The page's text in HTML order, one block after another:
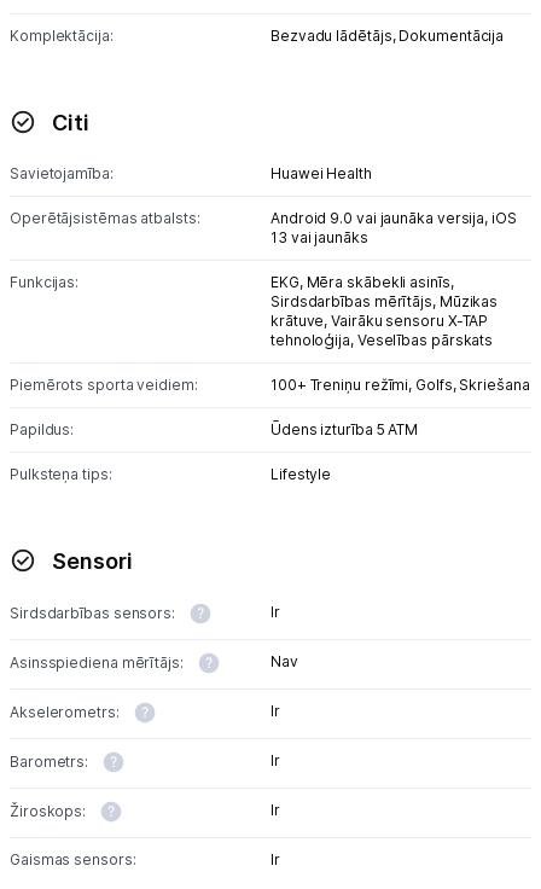
Komplektācija: Bezvadu lādētājs, Dokumentācija
Citi
Savietojamība: Huawei Health
Operētājsistēmas atbalsts: Android 9.0 vai jaunāka versija, iOS
13 vai jaunāks
Funkcijas: EKG, Mēra skābekli asinīs,
Sirdsdarbības mērītājs, Mūzikas
krātuve,Vairāku sensoru X-TAP
tehnoloģija, Veselības pārskats
Piemērots sporta veidiem: 100+ Treniņu režīmi, Golfs, Skriešana
Papildus: Ūdens izturība 5 ATM
Pulksteņa tips: Lifestyle
Sensori
Sirdsdarbības sensors: Ir
Asinsspiediena mērītājs: Nav
Akselerometrs: Ir
Barometrs: Ir
Žiroskops: Ir
Gaismas sensors: Ir